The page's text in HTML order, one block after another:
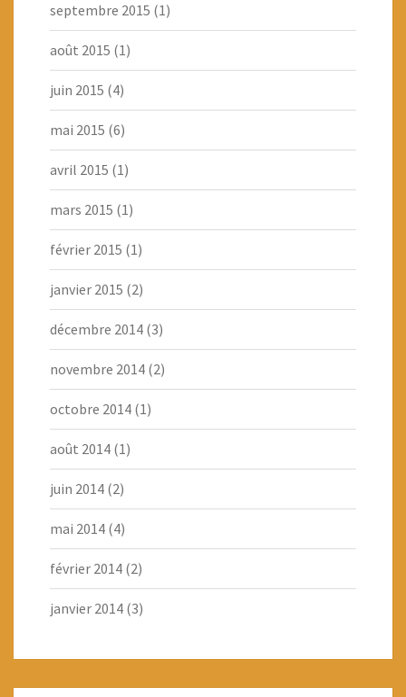
septembre 2015 (1)
août 2015 (1)
juin 2015 (4)
mai 2015 (6)
avril 2015 (1)
mars 2015 (1)
février 2015 (1)
janvier 2015 (2)
décembre 2014 (3)
novembre 2014 (2)
octobre 2014 (1)
août 2014 (1)
juin 2014 (2)
mai 2014 (4)
février 2014 (2)
janvier 2014 (3)